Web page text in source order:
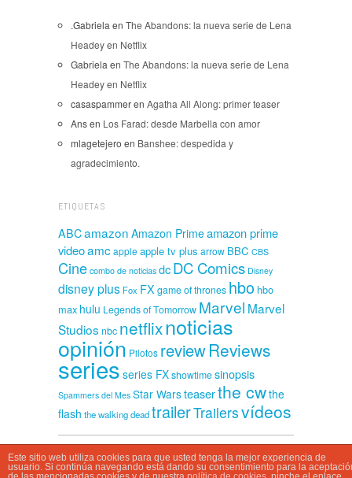
.Gabriela en The Abandons: la nueva serie de Lena
Headey en Netflix
Gabriela en The Abandons: la nueva serie de Lena
Headey en Netflix
casaspammeren Agatha All Along: primer teaser
Ansen Los Farad: desde Marbella con amor
mlagetejero en Banshee: despedida y
agradecimiento.
ETIQUETAS
ABCamazon Amazon Primeamazon prime
videoamcapple apple tv plus arrow BBC CBS
Cine combo de noticias dcDC Comics Disney
disney plus Fox FX game of thrones hbo hbo
max hulu Legends of Tomorrow Marvel Marvel
Studios nbc netflixnoticias
opinión Pilotos reviewReviews
series series FXshowtimesinopsis
Spammers del Mes Star Warsteaserthe cwthe
flash the walking deadtrailerTrailersvídeos
CasaSpammer © 2026
Este sitio web utiliza cookies para que usted tenga la mejor experiencia de
usuario. Si continúa navegando está dando su consentimiento para la